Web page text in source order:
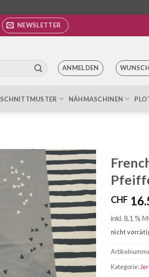
NEWSLETTER
ANMELDEN
SCHNITTMUSTER NÄHMASCHINEN
Auf die
Wunschliste
CHF
inkl. 8.1 %
nicht
Kategorie: